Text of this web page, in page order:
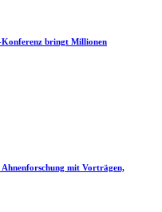
Konferenz bringt Millionen
mit Vorträgen,